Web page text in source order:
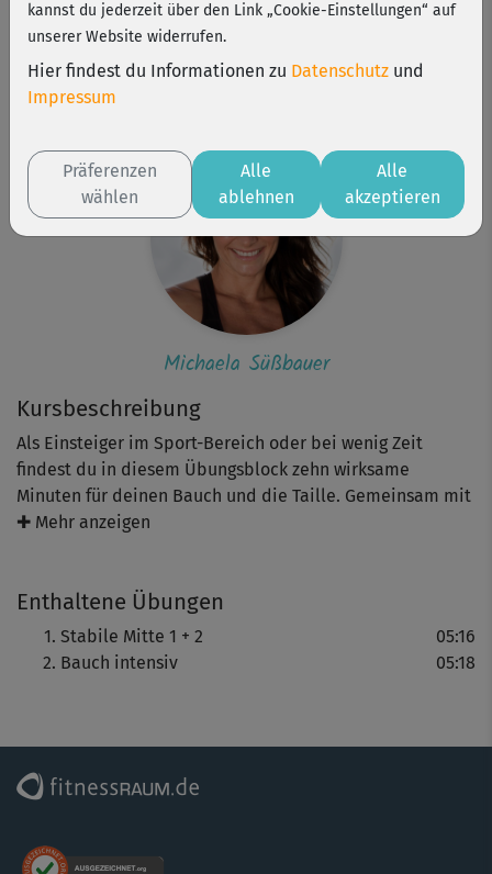
Kursbeschreibung
Als Einsteiger im Sport-Bereich oder bei wenig Zeit
findest du in diesem Übungsblock zehn wirksame
Minuten für deinen Bauch und die Taille. Gemeinsam mit
Michaela Süßbauer trainierst du am Boden. Du kannst
Ziel ist die Kräftigung deiner Körpermitte, die nicht nur
ein Hingucker werden soll, sondern auch für eine
aufrechte Haltung und eine gute Balance wichtig ist.
effektiver
✚ Mehr anzeigen
Enthaltene Übungen
Stabile Mitte 1 + 2
05:16
Bauch intensiv
05:18
Michaela Süßbauer
Split Training
Michaela Süßbauer
kannst du jederzeit über den Link „Cookie-Einstellungen“ auf
unserer Website widerrufen.
Hier findest du Informationen zu Datenschutz und
Impressum
Präferenzen
wählen
Alle
ablehnen
Alle
akzeptieren